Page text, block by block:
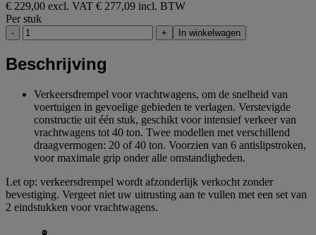
€ 229,00 excl. VAT € 277,09 incl. BTW
Per stuk
- + In winkelwagen
Beschrijving
Verkeersdrempel voor vrachtwagens, om de snelheid van
voertuigen in gevoelige gebieden te verlagen. Verstevigde
constructie uit één stuk, geschikt voor intensief verkeer van
vrachtwagens tot 40 ton. Twee modellen met verschillend
draagvermogen: 20 of 40 ton. Voorzien van 6 antislipstroken,
voor maximale grip onder alle omstandigheden.
Let op: verkeersdrempel wordt afzonderlijk verkocht zonder
bevestiging. Vergeet niet uw uitrusting aan te vullen met een set van
2 eindstukken voor vrachtwagens.